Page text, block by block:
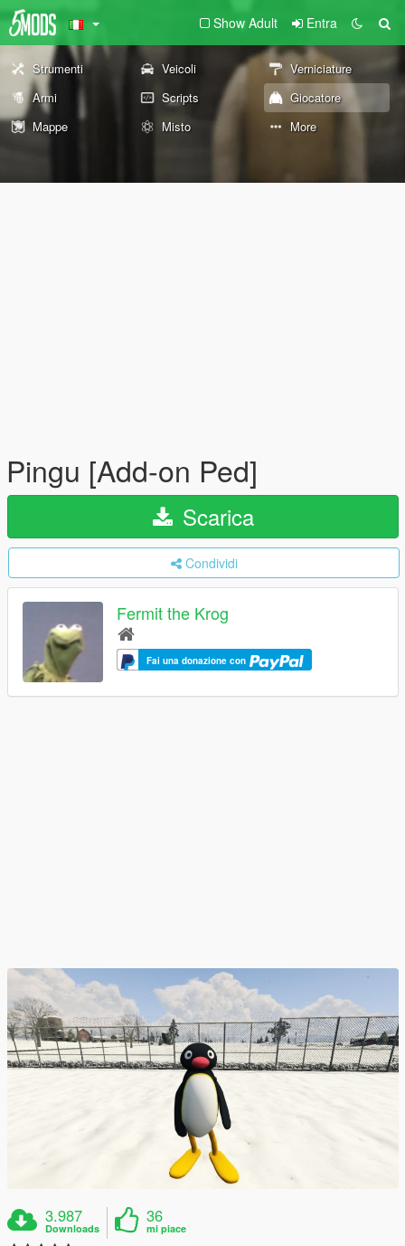
Show Adult Entra
Strumenti Veicoli
Verniciature
Armi
Scripts
Giocatore
Mappe
Misto More
Pingu [Add-on Ped]
Scarica
Condividi
Fermit the Krog
Fai una donazione con
3.987
Downloads
36
mi piace